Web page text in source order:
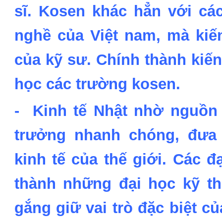
sĩ. Kosen khác hẳn với
nghề của Việt nam, mà
của kỹ sư. Chính thành
học các trường kosen.
- Kinh tế Nhật nhờ
trưởng nhanh chóng,
kinh tế của thế giới. Các
thành những đại học kỹ
gắng giữ vai trò đặc biệt